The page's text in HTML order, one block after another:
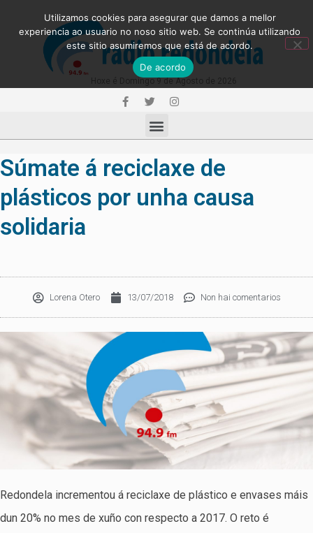
Súmate á reciclaxe de
plásticos por unha causa
solidaria
Lorena Otero 13/07/2018 Non hai comentarios
Redondela incrementou á reciclaxe de plástico e envases máis
dun 20% no mes de xuño con respecto a 2017. O reto é
Utilizamos cookies para asegurar que damos a mellor
experiencia ao usuario no noso sitio web. Se continúa utilizando
este sitio asumiremos que está de acordo.
De acordo